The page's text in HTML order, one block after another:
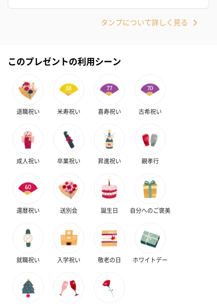
タンプについて詳しく見る
このプレゼントの利用シーン
退職祝い 米寿祝い 喜寿祝い 古希祝い
成人祝い 卒業祝い 昇進祝い 親孝行
還暦祝い 送別会 誕生日 自分へのご褒美
就職祝い 入学祝い 敬老の日 ホワイトデー